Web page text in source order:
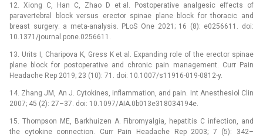
12. Xiong C, Han C, Zhao D et al. Postoperative analgesic effects of
paravertebral block versus erector spinae plane block for thoracic and
breast surgery: a meta-analysis. PLoS One 2021; 16 (8): e0256611. doi:
10.1371/journal.pone.0256611.
13. Urits I, Charipova K, Gress K et al. Expanding role of the erector spinae
plane block for postoperative and chronic pain management. Curr Pain
Headache Rep 2019; 23 (10): 71. doi: 10.1007/s11916-019-0812-y.
14. Zhang JM, An J. Cytokines, inflammation, and pain. Int Anesthesiol Clin
2007; 45 (2): 27–37. doi: 10.1097/AIA.0b013e318034194e.
15. Thompson ME, Barkhuizen A. Fibromyalgia, hepatitis C infection, and
the cytokine connection. Curr Pain Headache Rep 2003; 7 (5): 342–